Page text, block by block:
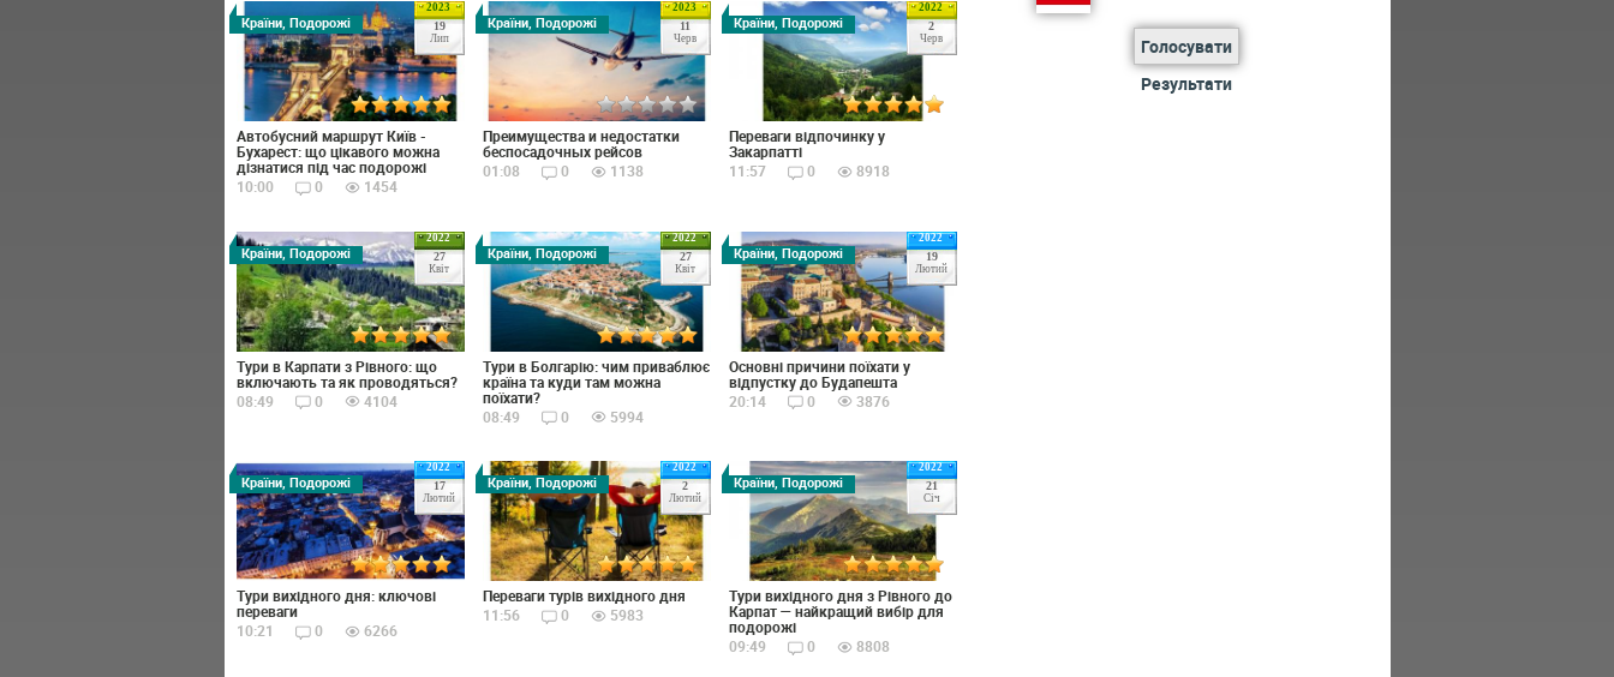
2023
19
Лип
Країни, Подорожі
Автобусний маршрут Київ -
Бухарест: що цікавого можна
дізнатися під час подорожі
10:00
0 1454
2023
11
Черв
Країни, Подорожі
Преимущества и недостатки
беспосадочных рейсов
01:08
0 1138
2022
2
Черв
Країни, Подорожі
Переваги відпочинку у
Закарпатті
11:57
0 8918
2022
27
Квіт
Країни, Подорожі
Тури в Карпати з Рівного: що
включають та як проводяться?
08:49
0 4104
2022
27
Квіт
Країни, Подорожі
Тури в Болгарію: чим приваблює
країна та куди там можна
поїхати?
08:49
0 5994
2022
19
Лютий
Країни, Подорожі
Основні причини поїхати у
відпустку до Будапешта
20:14
0 3876
2022
17
Лютий
Країни, Подорожі
Тури вихідного дня: ключові
переваги
10:21
0 6266
2022
2
Лютий
Країни, Подорожі
Переваги турів вихідного дня
11:56
0 5983
2022
21
Січ
Країни, Подорожі
Тури вихідного дня з Рівного до
Карпат — найкращий вибір для
подорожі
09:49
0 8808
Голосувати
Результати